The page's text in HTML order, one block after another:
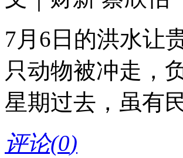
7月6日的洪水让
只动物被冲走，
星期过去，虽有
评论(0)